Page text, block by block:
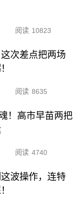
阅读 10823
次差点把两场
阅读 8635
！高市早苗两把
阅读 4740
波操作，连特